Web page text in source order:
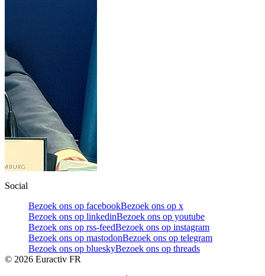
Social
Bezoek ons op facebookBezoek ons op x
Bezoek ons op linkedinBezoek ons op youtube
Bezoek ons op rss-feedBezoek ons op instagram
Bezoek ons op mastodonBezoek ons op telegram
Bezoek ons op blueskyBezoek ons op threads
© 2026 Euractiv FR